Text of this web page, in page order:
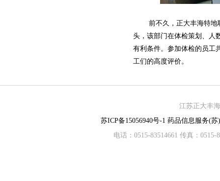
前不久，正大丰海特地聘
头，该部门在体检策划、人
有利条件。参加体检的员工
工们的高度评价。
江苏正大丰
苏ICP备15056940号-1 药品信息服务(苏
电话：0515-83514661 传真：